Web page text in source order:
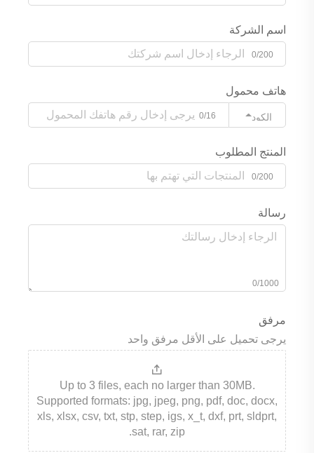
اسم الشركة
0/200
هاتف محمول
الكود 0/16
المنتج المطلوب
0/200
رسالة
0/1000
مرفق
يرجى تحميل على الأقل مرفق واحد
Up to 3 files, each no larger than 30MB.
Supported formats: jpg, jpeg, png, pdf, doc, docx,
xls, xlsx, csv, txt, stp, step, igs, x_t, dxf, prt, sldprt,
sat, rar, zip.